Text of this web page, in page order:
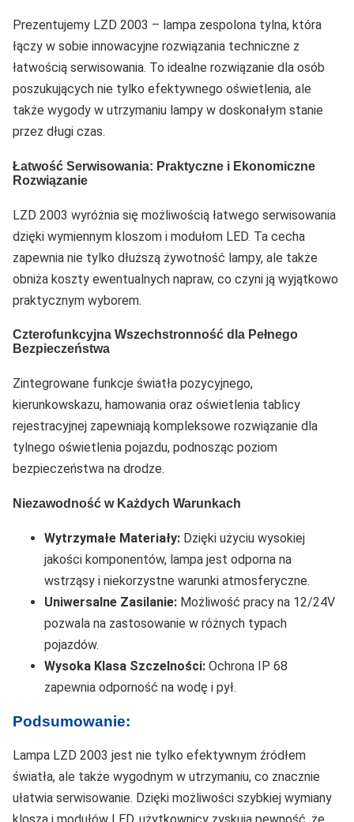
Prezentujemy LZD 2003 – lampa zespolona tylna, która
łączy w sobie innowacyjne rozwiązania techniczne z
łatwością serwisowania. To idealne rozwiązanie dla osób
poszukujących nie tylko efektywnego oświetlenia, ale
także wygody w utrzymaniu lampy w doskonałym stanie
przez długi czas.
Łatwość Serwisowania: Praktyczne i Ekonomiczne
Rozwiązanie
LZD 2003 wyróżnia się możliwością łatwego serwisowania
dzięki wymiennym kloszom i modułom LED. Ta cecha
zapewnia nie tylko dłuższą żywotność lampy, ale także
obniża koszty ewentualnych napraw, co czyni ją wyjątkowo
praktycznym wyborem.
Czterofunkcyjna Wszechstronność dla Pełnego
Bezpieczeństwa
Zintegrowane funkcje światła pozycyjnego,
kierunkowskazu, hamowania oraz oświetlenia tablicy
rejestracyjnej zapewniają kompleksowe rozwiązanie dla
tylnego oświetlenia pojazdu, podnosząc poziom
bezpieczeństwa na drodze.
Niezawodność w Każdych Warunkach
Wytrzymałe Materiały: Dzięki użyciu wysokiej
jakości komponentów, lampa jest odporna na
wstrząsy i niekorzystne warunki atmosferyczne.
Uniwersalne Zasilanie: Możliwość pracy na 12/24V
pozwala na zastosowanie w różnych typach
pojazdów.
Wysoka Klasa Szczelności: Ochrona IP 68
zapewnia odporność na wodę i pył.
Podsumowanie:
Lampa LZD 2003 jest nie tylko efektywnym źródłem
światła, ale także wygodnym w utrzymaniu, co znacznie
ułatwia serwisowanie. Dzięki możliwości szybkiej wymiany